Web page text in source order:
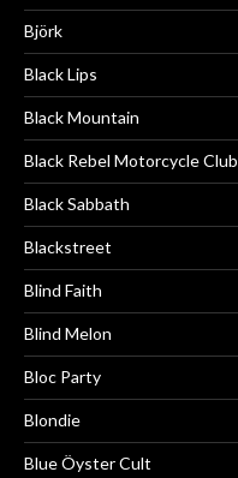
Björk
Black Lips
Black Mountain
Black Rebel Motorcycle Club
Black Sabbath
Blackstreet
Blind Faith
Blind Melon
Bloc Party
Blondie
Blue Öyster Cult